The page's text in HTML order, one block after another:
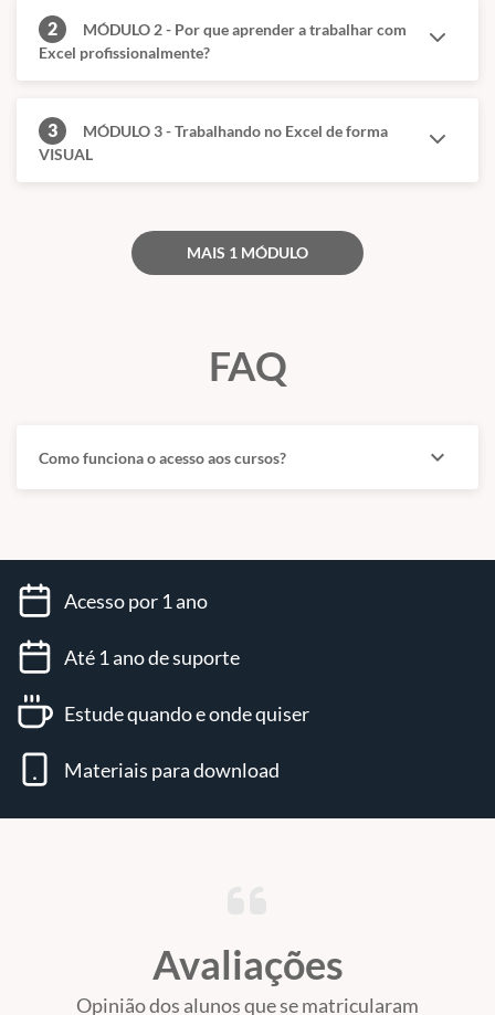
2
MÓDULO 2 - Por que aprender a trabalhar com
Excel profissionalmente?
3
MÓDULO 3 - Trabalhando no Excel de forma
VISUAL
MAIS 1 MÓDULO
FAQ
Como funciona o acesso aos cursos? expand_more
Acesso por 1 ano
Até 1 ano de suporte
Estude quando e onde quiser
Materiais para download
Avaliações
Opinião dos alunos que se matricularam